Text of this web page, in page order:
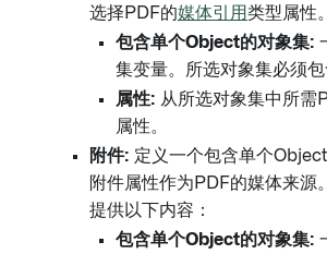
选择PDF的媒体引用类型属性。
包含单个Object的对象集:
集变量。所选对象集必须包
属性: 从所选对象集中所需
属性。
附件: 定义一个包含单个
附件属性作为PDF的媒体来源
提供以下内容：
包含单个Object的对象集: